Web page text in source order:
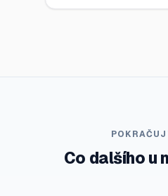
Co dalšího u